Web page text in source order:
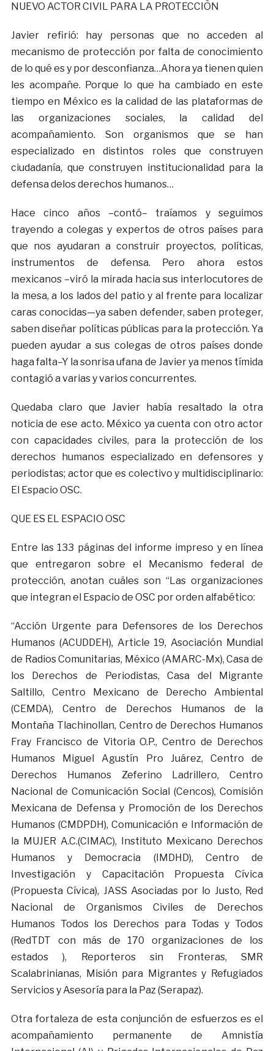
NUEVO ACTOR CIVIL PARA LA PROTECCIÒN
Javier refirió: hay personas que no acceden al
mecanismo de protección por falta de conocimiento
de lo qué es y por desconfianza…Ahora ya tienen quien
les acompañe. Porque lo que ha cambiado en este
tiempo en México es la calidad de las plataformas de
las organizaciones sociales, la calidad del
acompañamiento. Son organismos que se han
especializado en distintos roles que construyen
ciudadanía, que construyen institucionalidad para la
defensa delos derechos humanos…
Hace cinco años –contó– traíamos y seguimos
trayendo a colegas y expertos de otros países para
que nos ayudaran a construir proyectos, políticas,
instrumentos de defensa. Pero ahora estos
mexicanos –viró la mirada hacia sus interlocutores de
la mesa, a los lados del patio y al frente para localizar
caras conocidas—ya saben defender, saben proteger,
saben diseñar políticas públicas para la protección. Ya
pueden ayudar a sus colegas de otros países donde
haga falta–Y la sonrisa ufana de Javier ya menos tímida
contagió a varias y varios concurrentes.
Quedaba claro que Javier había resaltado la otra
noticia de ese acto. México ya cuenta con otro actor
con capacidades civiles, para la protección de los
derechos humanos especializado en defensores y
periodistas; actor que es colectivo y multidisciplinario:
El Espacio OSC.
QUE ES EL ESPACIO OSC
Entre las 133 páginas del informe impreso y en línea
que entregaron sobre el Mecanismo federal de
protección, anotan cuáles son “Las organizaciones
que integran el Espacio de OSC por orden alfabético:
“Acción Urgente para Defensores de los Derechos
Humanos (ACUDDEH), Article 19, Asociación Mundial
de Radios Comunitarias, México (AMARC-Mx), Casa de
los Derechos de Periodistas, Casa del Migrante
Saltillo, Centro Mexicano de Derecho Ambiental
(CEMDA), Centro de Derechos Humanos de la
Montaña Tlachinollan, Centro de Derechos Humanos
Fray Francisco de Vitoria O.P., Centro de Derechos
Humanos Miguel Agustín Pro Juárez, Centro de
Derechos Humanos Zeferino Ladrillero, Centro
Nacional de Comunicación Social (Cencos), Comisión
Mexicana de Defensa y Promoción de los Derechos
Humanos (CMDPDH), Comunicación e Información de
la MUJER A.C.(CIMAC), Instituto Mexicano Derechos
Humanos y Democracia (IMDHD), Centro de
Investigación y Capacitación Propuesta Cívica
(Propuesta Cívica), JASS Asociadas por lo Justo, Red
Nacional de Organismos Civiles de Derechos
Humanos Todos los Derechos para Todas y Todos
(RedTDT con más de 170 organizaciones de los
estados ), Reporteros sin Fronteras, SMR
Scalabrinianas, Misión para Migrantes y Refugiados
Servicios y Asesoría para la Paz (Serapaz).
Otra fortaleza de esta conjunción de esfuerzos es el
acompañamiento permanente de Amnistía